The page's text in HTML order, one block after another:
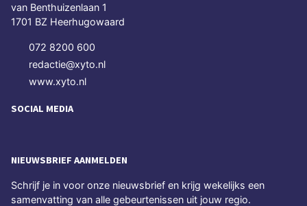
van Benthuizenlaan 1
1701 BZ Heerhugowaard
072 8200 600
redactie@xyto.nl
www.xyto.nl
SOCIAL MEDIA
NIEUWSBRIEF AANMELDEN
Schrijf je in voor onze nieuwsbrief en krijg wekelijks een
samenvatting van alle gebeurtenissen uit jouw regio.